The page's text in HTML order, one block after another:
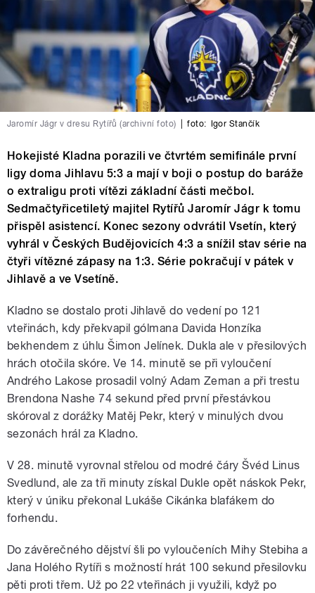
Jaromír Jágr v dresu Rytířů (archivní foto) foto: Igor Stančík
Hokejisté Kladna porazili ve čtvrtém semifinále první
ligy doma Jihlavu 5:3 a mají v boji o postup do baráže
o extraligu proti vítězi základní části mečbol.
Sedmačtyřicetiletý majitel Rytířů Jaromír Jágr k tomu
přispěl asistencí. Konec sezony odvrátil Vsetín, který
vyhrál v Českých Budějovicích 4:3 a snížil stav série na
čtyři vítězné zápasy na 1:3. Série pokračují v pátek v
Jihlavě a ve Vsetíně.
Kladno se dostalo proti Jihlavě do vedení po 121
vteřinách, kdy překvapil gólmana Davida Honzíka
bekhendem z úhlu Šimon Jelínek. Dukla ale v přesilových
hrách otočila skóre. Ve 14. minutě se při vyloučení
Andrého Lakose prosadil volný Adam Zeman a při trestu
Brendona Nashe 74 sekund před první přestávkou
skóroval z dorážky Matěj Pekr, který v minulých dvou
sezonách hrál za Kladno.
V 28. minutě vyrovnal střelou od modré čáry Švéd Linus
Svedlund, ale za tři minuty získal Dukle opět náskok Pekr,
který v úniku překonal Lukáše Cikánka blafákem do
forhendu.
Do závěrečného dějství šli po vyloučeních Mihy Stebiha a
Jana Holého Rytíři s možností hrát 100 sekund přesilovku
pěti proti třem. Už po 22 vteřinách ji využili, když po